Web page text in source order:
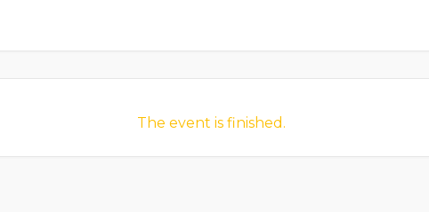
The event is finished.